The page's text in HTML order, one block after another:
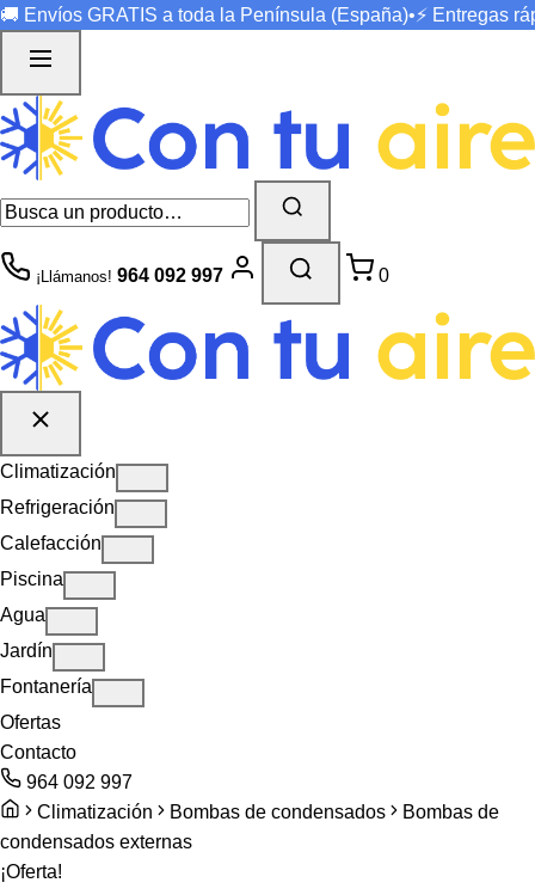
🚚 Envíos GRATIS a toda la Península (España)•⚡ Entregas
¡Llámanos! 964 092 997 0
Climatización
Refrigeración
Calefacción
Piscina
Agua
Jardín
Fontanería
Ofertas
Contacto
964 092 997
Climatización
Bombas de condensados
Bombas de
condensados externas
¡Oferta!